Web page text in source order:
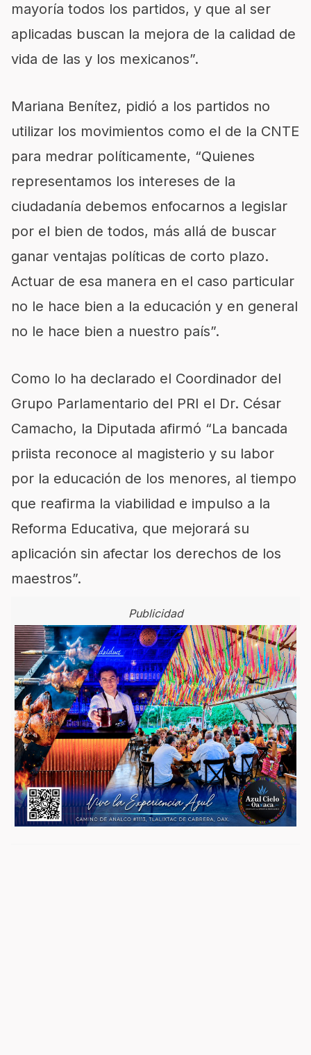
mayoría todos los partidos, y que al ser
aplicadas buscan la mejora de la calidad de
vida de las y los mexicanos”.
Mariana Benítez, pidió a los partidos no
utilizar los movimientos como el de la CNTE
para medrar políticamente, “Quienes
representamos los intereses de la
ciudadanía debemos enfocarnos a legislar
por el bien de todos, más allá de buscar
ganar ventajas políticas de corto plazo.
Actuar de esa manera en el caso particular
no le hace bien a la educación y en general
no le hace bien a nuestro país”.
Como lo ha declarado el Coordinador del
Grupo Parlamentario del PRI el Dr. César
Camacho, la Diputada afirmó “La bancada
priista reconoce al magisterio y su labor
por la educación de los menores, al tiempo
que reafirma la viabilidad e impulso a la
Reforma Educativa, que mejorará su
aplicación sin afectar los derechos de los
maestros”.
Publicidad